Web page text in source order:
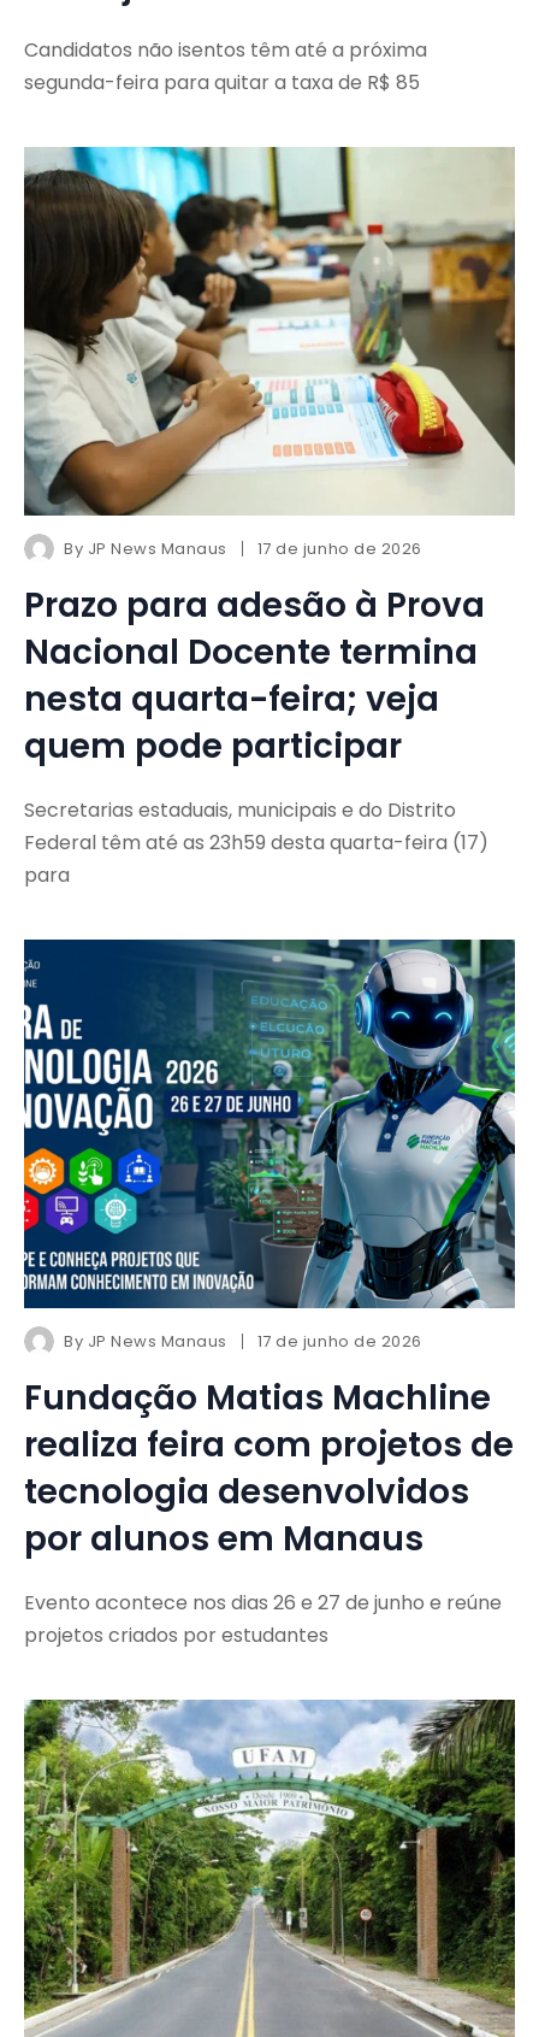
Candidatos não isentos têm até a próxima
segunda-feira para quitar a taxa de R$ 85
By JP News Manaus 17 de junho de 2026
Prazo para adesão à Prova
Nacional Docente termina
nesta quarta-feira; veja
quem pode participar
Secretarias estaduais, municipais e do Distrito
Federal têm até as 23h59 desta quarta-feira (17)
para
By JP News Manaus 17 de junho de 2026
Fundação Matias Machline
realiza feira com projetos de
tecnologia desenvolvidos
por alunos em Manaus
Evento acontece nos dias 26 e 27 de junho e reúne
projetos criados por estudantes